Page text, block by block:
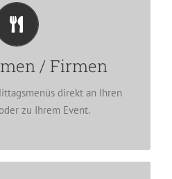
/ Firmen
direkt an Ihren
zu Ihrem Event.
/ Firmen
gönnen sich den Menü-
Mittagstisches – zu den
Zeiten.